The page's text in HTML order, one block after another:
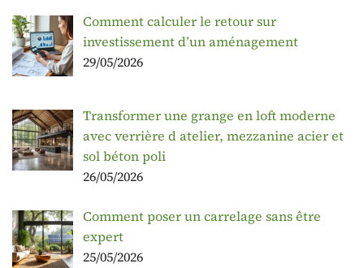
Comment calculer le retour sur
investissement d’un aménagement
29/05/2026
Transformer une grange en loft moderne
avec verrière d atelier, mezzanine acier et
sol béton poli
26/05/2026
Comment poser un carrelage sans être
expert
25/05/2026